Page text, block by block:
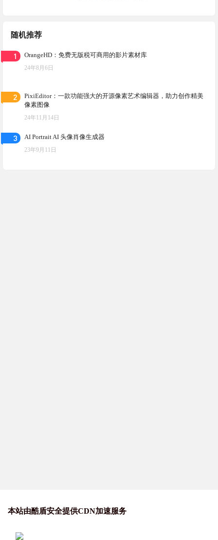
随机推荐
1 OrangeHD：免费无版税可商用的影片素材库
24年8月6日
2
PixiEditor：一款功能强大的开源像素艺术编辑器，助力创作精美
像素图像
24年11月14日
3 AI Portrait AI 头像肖像生成器
23年9月11日
本站由酷盾安全提供CDN加速服务